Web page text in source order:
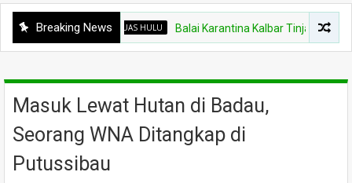
Breaking News
KAPUAS HULU Balai Karantina Kalbar Tinjau Jalur Tidak
Masuk Lewat Hutan di Badau,
Seorang WNA Ditangkap di
Putussibau